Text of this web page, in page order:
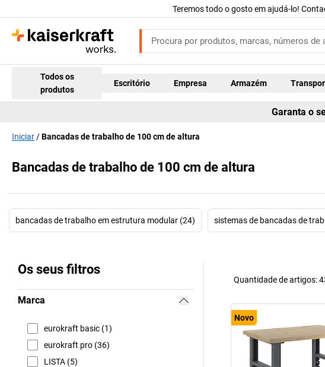
Teremos todo o gosto em ajudá-lo!
Todos os
produtos
Escritório Empresa Armazém
Garanta o
Iniciar Bancadas de trabalho de 100 cm de altura
Bancadas de trabalho de 100 cm de altura
bancadas de trabalho em estrutura modular (24) sistemas de bancadas de
Os seus filtros
Marca
eurokraft basic (1)
eurokraft pro (36)
LISTA (5)
Quantidade de artigos:
Novo